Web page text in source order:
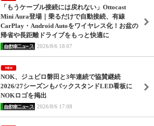
「もうケーブル接続には戻れない」Ottocast
Mini Aura登場｜乗るだけで自動接続、有線
CarPlay・Android Autoをワイヤレス化！お盆の
帰省や長距離ドライブをもっと快適に
2026/8/6 18:07
NOK、ジュビロ磐田と3年連続で協賛継続
2026/27シーズンもバックスタンドLED看板に
NOKロゴを掲出
2026/8/6 17:08